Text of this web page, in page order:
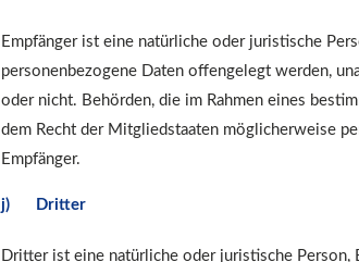
Empfänger ist eine natürliche oder juristische
personenbezogene Daten offengelegt werden,
oder nicht. Behörden, die im Rahmen eines
dem Recht der Mitgliedstaaten möglicherweise
Empfänger.
j) Dritter
Dritter ist eine natürliche oder juristische Person,